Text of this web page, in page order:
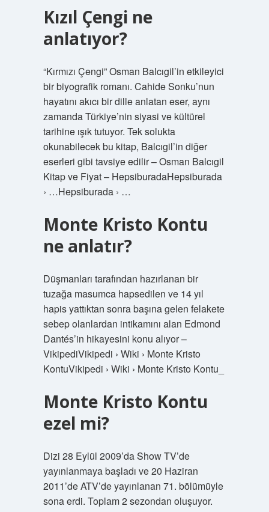
Kızıl Çengi ne
anlatıyor?
“Kırmızı Çengi” Osman Balcıgil’in etkileyici
bir biyografik romanı. Cahide Sonku’nun
hayatını akıcı bir dille anlatan eser, aynı
zamanda Türkiye’nin siyasi ve kültürel
tarihine ışık tutuyor. Tek solukta
okunabilecek bu kitap, Balcıgil’in diğer
eserleri gibi tavsiye edilir – Osman Balcıgil
Kitap ve Fiyat – HepsiburadaHepsiburada
› …Hepsiburada › …
Monte Kristo Kontu
ne anlatır?
Düşmanları tarafından hazırlanan bir
tuzağa masumca hapsedilen ve 14 yıl
hapis yattıktan sonra başına gelen felakete
sebep olanlardan intikamını alan Edmond
Dantés’in hikayesini konu alıyor –
VikipediVikipedi › Wiki › Monte Kristo
KontuVikipedi › Wiki › Monte Kristo Kontu_
Monte Kristo Kontu
ezel mi?
Dizi 28 Eylül 2009’da Show TV’de
yayınlanmaya başladı ve 20 Haziran
2011’de ATV’de yayınlanan 71. bölümüyle
sona erdi. Toplam 2 sezondan oluşuyor.